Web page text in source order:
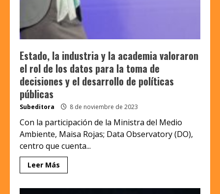
Estado, la industria y la academia valoraron
el rol de los datos para la toma de
decisiones y el desarrollo de políticas
públicas
Subeditora 8 de noviembre de 2023
Con la participación de la Ministra del Medio
Ambiente, Maisa Rojas; Data Observatory (DO),
centro que cuenta...
Leer Más